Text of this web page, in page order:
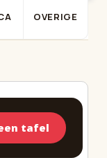
OVERIGE
tafel